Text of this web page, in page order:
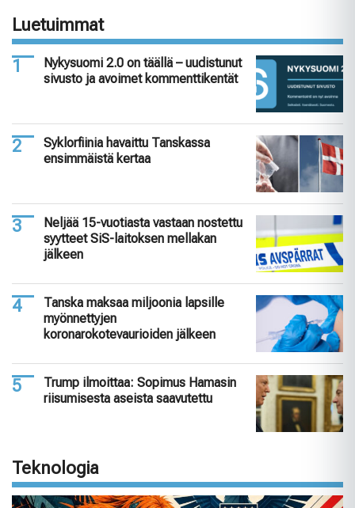
Luetuimmat
Nykysuomi 2.0 on täällä – uudistunut
sivusto ja avoimet kommenttikentät
Syklorfiinia havaittu Tanskassa
ensimmäistä kertaa
Neljää 15-vuotiasta vastaan nostettu
syytteet SiS-laitoksen mellakan
jälkeen
Tanska maksaa miljoonia lapsille
myönnettyjen
koronarokotevaurioiden jälkeen
Trump ilmoittaa: Sopimus Hamasin
riisumisesta aseista saavutettu
Teknologia